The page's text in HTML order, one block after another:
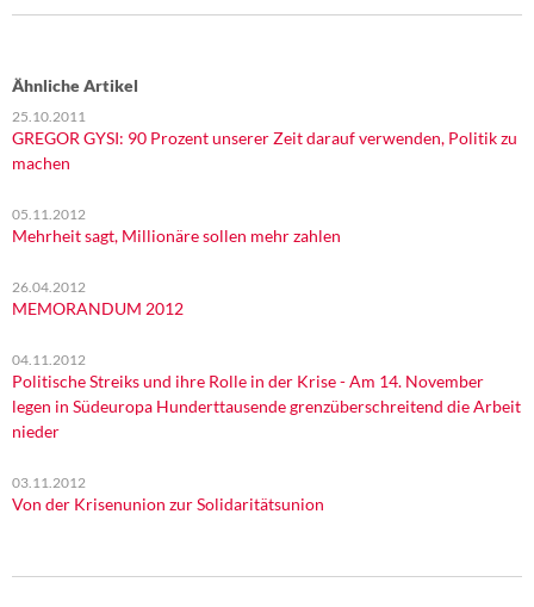
Ähnliche Artikel
25.10.2011
GREGOR GYSI: 90 Prozent unserer Zeit darauf verwenden, Politik zu
machen
05.11.2012
Mehrheit sagt, Millionäre sollen mehr zahlen
26.04.2012
MEMORANDUM 2012
04.11.2012
Politische Streiks und ihre Rolle in der Krise - Am 14. November
legen in Südeuropa Hunderttausende grenzüberschreitend die Arbeit
nieder
03.11.2012
Von der Krisenunion zur Solidaritätsunion